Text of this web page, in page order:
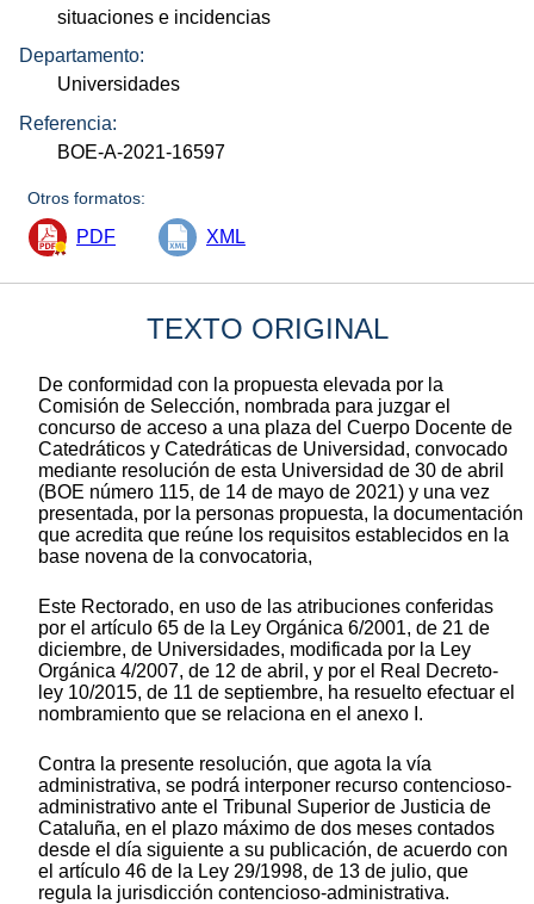
situaciones e incidencias
Departamento:
Universidades
Referencia:
BOE-A-2021-16597
Otros formatos:
PDF XML
TEXTO ORIGINAL
De conformidad con la propuesta elevada por la
Comisión de Selección, nombrada para juzgar el
concurso de acceso a una plaza del Cuerpo Docente de
Catedráticos y Catedráticas de Universidad, convocado
mediante resolución de esta Universidad de 30 de abril
(BOE número 115, de 14 de mayo de 2021) y una vez
presentada, por la personas propuesta, la documentación
que acredita que reúne los requisitos establecidos en la
base novena de la convocatoria,
Este Rectorado, en uso de las atribuciones conferidas
por el artículo 65 de la Ley Orgánica 6/2001, de 21 de
diciembre, de Universidades, modificada por la Ley
Orgánica 4/2007, de 12 de abril, y por el Real Decreto-
ley 10/2015, de 11 de septiembre, ha resuelto efectuar el
nombramiento que se relaciona en el anexo I.
Contra la presente resolución, que agota la vía
administrativa, se podrá interponer recurso contencioso-
administrativo ante el Tribunal Superior de Justicia de
Cataluña, en el plazo máximo de dos meses contados
desde el día siguiente a su publicación, de acuerdo con
el artículo 46 de la Ley 29/1998, de 13 de julio, que
regula la jurisdicción contencioso-administrativa.